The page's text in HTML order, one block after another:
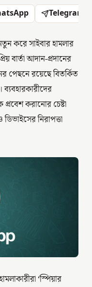
Telegram
করে সাইবার হামলার
বার্তা আদান-প্রদানের
পেছনে রয়েছে বিতর্কিত
ব্যবহারকারীদের
প্রবেশ করানোর চেষ্টা
নিরাপত্তা
‘স্পিয়ার